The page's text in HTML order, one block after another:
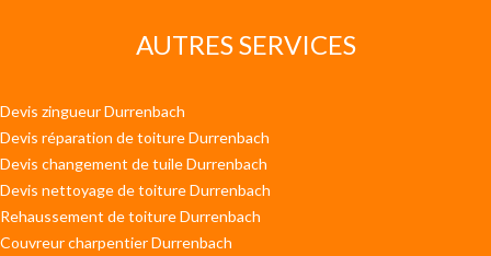
AUTRES SERVICES
Devis zingueur Durrenbach
Devis réparation de toiture Durrenbach
Devis changement de tuile Durrenbach
Devis nettoyage de toiture Durrenbach
Rehaussement de toiture Durrenbach
Couvreur charpentier Durrenbach